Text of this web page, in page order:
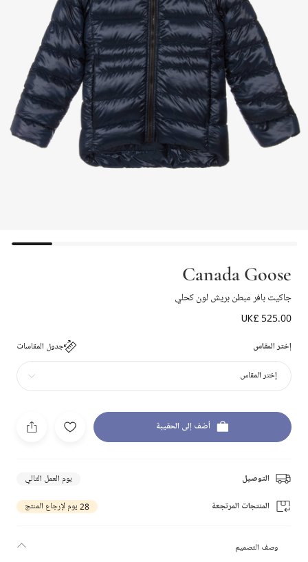
Canada Goose
جاكيت بافر مبطن بريش لون كحلي
UK£ 525.00
إختر المقاس جدول المقاسات
إختر المقاس
أضف إلى الحقيبة
التوصيل يوم العمل التالي
المنتجات المرتجعة 28 يوم لإرجاع المنتج
وصف التصميم